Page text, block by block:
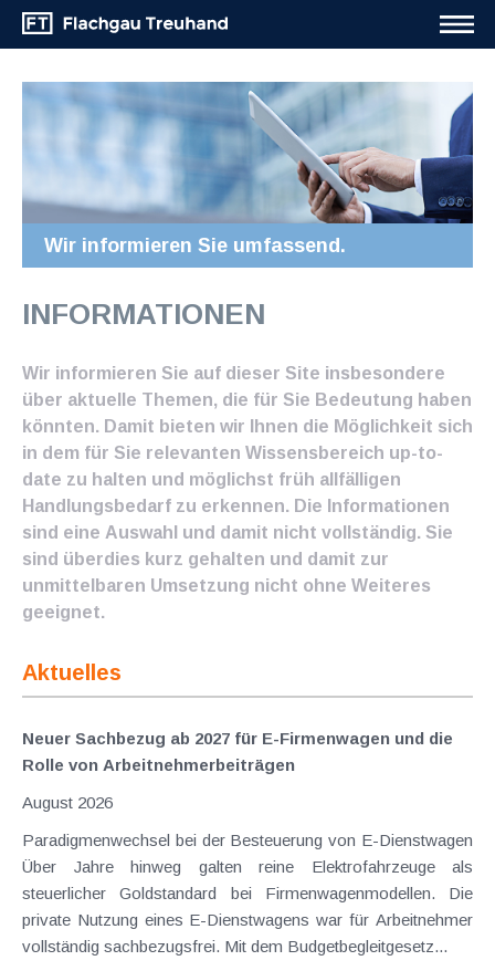
Wir informieren Sie umfassend.
INFORMATIONEN
Wir informieren Sie auf dieser Site insbesondere
über aktuelle Themen, die für Sie Bedeutung haben
könnten. Damit bieten wir Ihnen die Möglichkeit sich
in dem für Sie relevanten Wissensbereich up-to-
date zu halten und möglichst früh allfälligen
Handlungsbedarf zu erkennen. Die Informationen
sind eine Auswahl und damit nicht vollständig. Sie
sind überdies kurz gehalten und damit zur
unmittelbaren Umsetzung nicht ohne Weiteres
geeignet.
Aktuelles
Neuer Sachbezug ab 2027 für E-Firmenwagen und die
Rolle von Arbeitnehmer​­beiträgen
August 2026
Paradigmenwechsel bei der Besteuerung von E-Dienstwagen
Über Jahre hinweg galten reine Elektrofahrzeuge als
steuerlicher Goldstandard bei Firmenwagenmodellen. Die
private Nutzung eines E-Dienstwagens war für Arbeitnehmer
vollständig sachbezugsfrei. Mit dem Budgetbegleitgesetz...